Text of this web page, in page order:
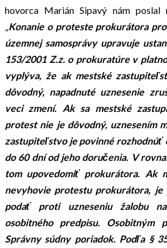
hovorca Marián Sipavý nám poslal
„Konanie o proteste prokurátora
územnej samosprávy upravuje
153/2001 Z.z. o prokuratúre v
vyplýva, že ak mestské
dôvodný, napadnuté uznesenie
veci zmení. Ak sa mestské
protest nie je dôvodný, uznesením
zastupiteľstvo je povinné
do 60 dní od jeho doručenia. V
tom upovedomiť prokurátora. Ak
nevyhovie protestu prokurátora,
podať proti uzneseniu žalobu
osobitného predpisu. Osobitným
Správny súdny poriadok. Podľa §